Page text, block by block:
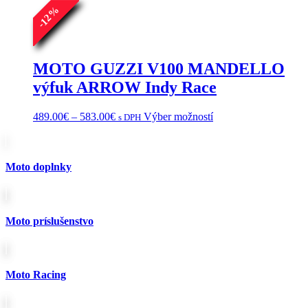
produktu.
-
12
%
MOTO GUZZI V100 MANDELLO
výfuk ARROW Indy Race
489.00€ – 583.00€Price
s DPH Výber možnostíTento
Moto doplnky
Moto príslušenstvo
Moto Racing